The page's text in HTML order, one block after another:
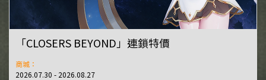
「CLOSERS BEYOND」連鎖特價
商城：
2026.07.30 - 2026.08.27